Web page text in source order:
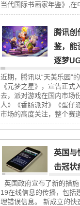
当代国际书画家年鉴》,在
腾讯创
鉴，能
逐梦
近期，腾讯以“天美乐园”
《元梦之星》，宣告正式
去，派对游戏在国内市场
人》《香肠派对》《蛋仔
市场的高度关注，整个赛
英国与
击冠状
英国政府宣布了新的措
19在线信息的传播，包括
理错误信息。 新成立的快